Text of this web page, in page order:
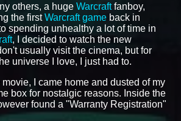
others, a huge Warcraftfanboy,
the firstWarcraft game back in
spending unhealthy a lot of time in
, I decided to watch the new
usually visit the cinema, but for
universe I love, I just had to.
I came home and dusted of my
box for nostalgic reasons. Inside the
found a "Warranty Registration"